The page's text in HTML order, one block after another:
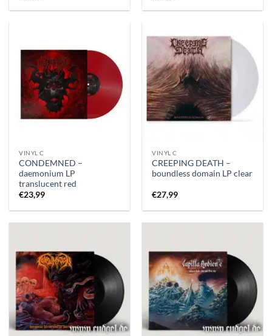
VINYL C
CONDEMNED –
daemonium LP
translucent red
€23,99
VINYL C
CREEPING DEATH –
boundless domain LP clear
€27,99